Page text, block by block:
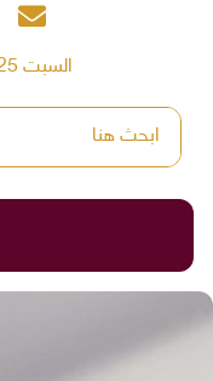
السبت 25 صفر 1448 / 8-8-2026